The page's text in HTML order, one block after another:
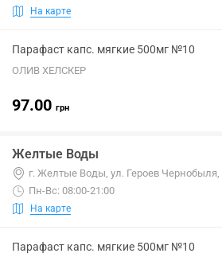
На карте
Парафаст капс. мягкие 500мг №10
ОЛИВ ХЕЛСКЕР
97.00 грн
Желтые Воды
г. Желтые Воды, ул. Героев Чернобыля,
Пн-Вс: 08:00-21:00
На карте
Парафаст капс. мягкие 500мг №10